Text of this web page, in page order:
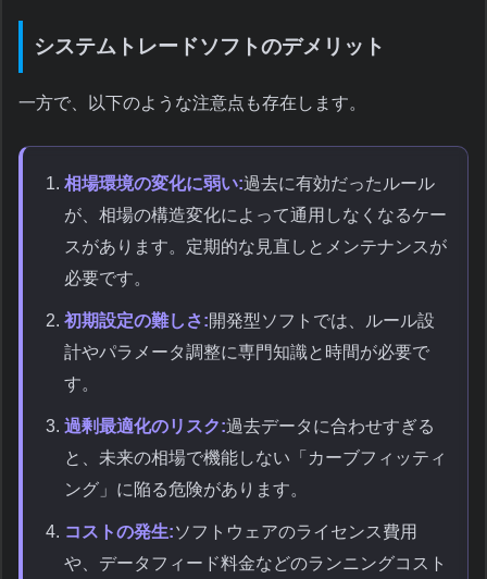
システムトレードソフトのデメリット
一方で、以下のような注意点も存在します。
相場環境の変化に弱い:過去に有効だったルール
が、相場の構造変化によって通用しなくなるケー
スがあります。定期的な見直しとメンテナンスが
必要です。
初期設定の難しさ:開発型ソフトでは、ルール設
計やパラメータ調整に専門知識と時間が必要で
す。
過剰最適化のリスク:過去データに合わせすぎる
と、未来の相場で機能しない「カーブフィッティ
ング」に陥る危険があります。
コストの発生:ソフトウェアのライセンス費用
や、データフィード料金などのランニングコスト